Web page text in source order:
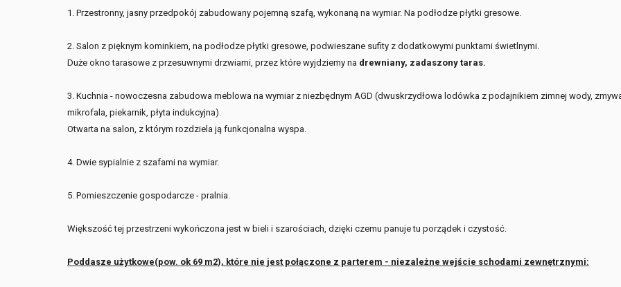
1. Przestronny, jasny przedpokój zabudowany pojemną szafą, wykonaną na wymiar. Na podłodze płytki gresowe.
2. Salon z pięknym kominkiem, na podłodze płytki gresowe, podwieszane sufity z dodatkowymi punktami świetlnymi.
Duże okno tarasowe z przesuwnymi drzwiami, przez które wyjdziemy na drewniany, zadaszony taras.
3. Kuchnia - nowoczesna zabudowa meblowa na wymiar z niezbędnym AGD (dwuskrzydłowa lodówka z podajnikiem zimnej wody,
mikrofala, piekarnik, płyta indukcyjna).
Otwarta na salon, z którym rozdziela ją funkcjonalna wyspa.
4. Dwie sypialnie z szafami na wymiar.
5. Pomieszczenie gospodarcze - pralnia.
Większość tej przestrzeni wykończona jest w bieli i szarościach, dzięki czemu panuje tu porządek i czystość.
Poddasze użytkowe(pow. ok 69 m2), które nie jest połączone z parterem - niezależne wejście schodami zewnętrznymi: